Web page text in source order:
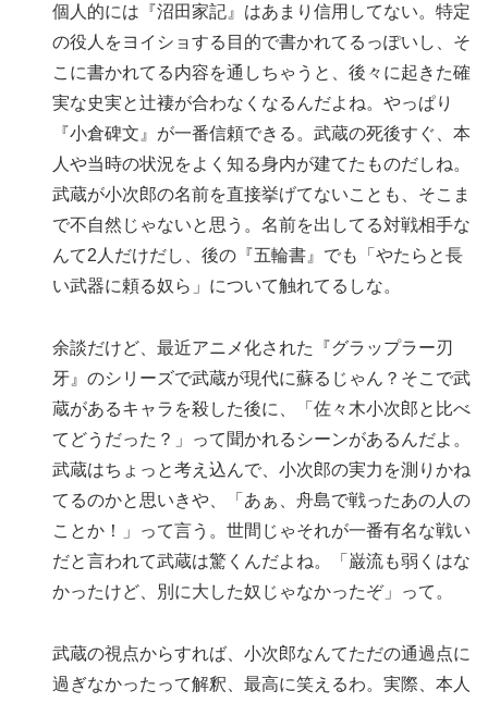
個人的には『沼田家記』はあまり信用してない。特定
の役人をヨイショする目的で書かれてるっぽいし、そ
こに書かれてる内容を通しちゃうと、後々に起きた確
実な史実と辻褄が合わなくなるんだよね。やっぱり
『小倉碑文』が一番信頼できる。武蔵の死後すぐ、本
人や当時の状況をよく知る身内が建てたものだしね。
武蔵が小次郎の名前を直接挙げてないことも、そこま
で不自然じゃないと思う。名前を出してる対戦相手な
んて2人だけだし、後の『五輪書』でも「やたらと長
い武器に頼る奴ら」について触れてるしな。
余談だけど、最近アニメ化された『グラップラー刃
牙』のシリーズで武蔵が現代に蘇るじゃん？そこで武
蔵があるキャラを殺した後に、「佐々木小次郎と比べ
てどうだった？」って聞かれるシーンがあるんだよ。
武蔵はちょっと考え込んで、小次郎の実力を測りかね
てるのかと思いきや、「あぁ、舟島で戦ったあの人の
ことか！」って言う。世間じゃそれが一番有名な戦い
だと言われて武蔵は驚くんだよね。「巌流も弱くはな
かったけど、別に大した奴じゃなかったぞ」って。
武蔵の視点からすれば、小次郎なんてただの通過点に
過ぎなかったって解釈、最高に笑えるわ。実際、本人